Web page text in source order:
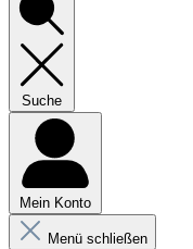
Suche
Mein Konto
Menü schließen